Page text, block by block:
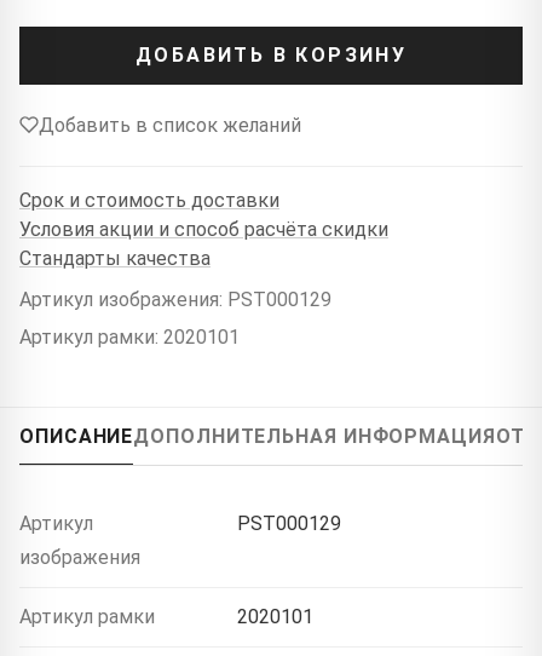
ДОБАВИТЬ В КОРЗИНУ
Добавить в список желаний
Срок и стоимость доставки
Условия акции и способ расчёта скидки
Стандарты качества
Артикул изображения: PST000129
Артикул рамки: 2020101
ОПИСАНИЕДОПОЛНИТЕЛЬНАЯ ИНФОРМАЦИЯ
Артикул
изображения
PST000129
Артикул рамки 2020101